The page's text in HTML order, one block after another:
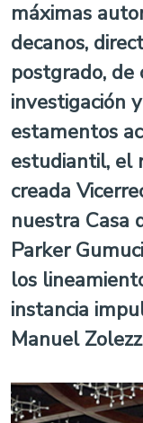
máximas
decanos,
postgrado, de
investigación
estamentos
estudiantil, el
creada
nuestra Casa
Parker
los
instancia
Manuel